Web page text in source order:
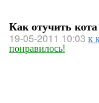
Как отучить
19-05-2011 10:03 к
понравилось!